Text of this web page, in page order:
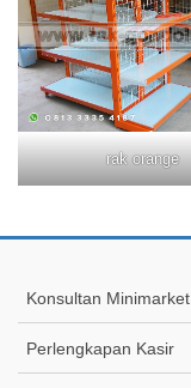
rak orange
Konsultan Minimarket
Perlengkapan Kasir